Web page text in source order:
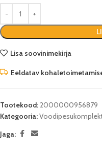
Lisa soovinimekirja
Eeldatav
Tootekood:2000000956879
Kategooria:
Jaga: